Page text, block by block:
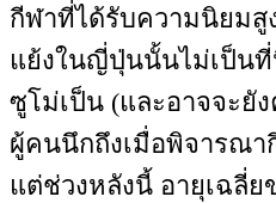
กีฬาที่ได้รับความนิยมสู
แย้งในญี่ปุ่นนั้นไม่เป็น
ซูโม่เป็น (และอาจจะยั
ผู้คนนึกถึงเมื่อพิจารณ
แต่ช่วงหลังนี้ อายุเฉลี่ย